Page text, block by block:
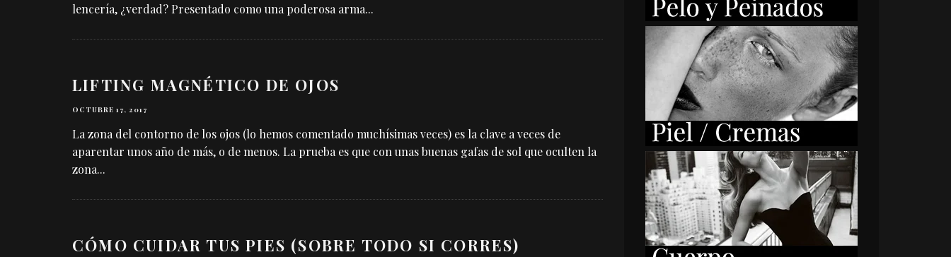
lencería, ¿verdad? Presentado como una poderosa arma...
LIFTING MAGNÉTICO DE OJOS
OCTUBRE 17, 2017
La zona del contorno de los ojos (lo hemos comentado muchísimas veces) es la clave a veces de
aparentar unos año de más, o de menos. La prueba es que con unas buenas gafas de sol que oculten la
zona...
CÓMO CUIDAR TUS PIES (SOBRE TODO SI CORRES)